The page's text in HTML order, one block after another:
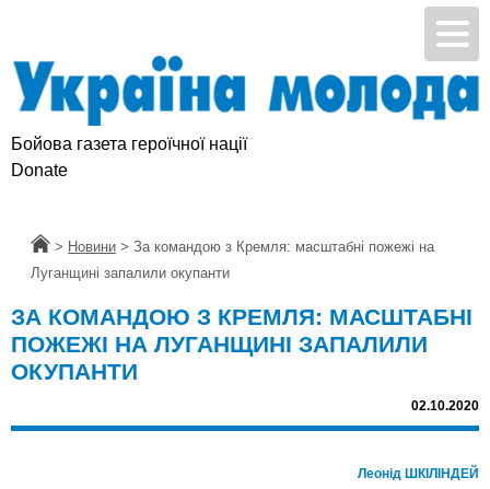
Бойова газета героїчної нації
Donate
Головна
> Новини > За командою з Кремля: масштабні пожежі на
Луганщині запалили окупанти
ЗА КОМАНДОЮ З КРЕМЛЯ: МАСШТАБНІ
ПОЖЕЖІ НА ЛУГАНЩИНІ ЗАПАЛИЛИ
ОКУПАНТИ
02.10.2020
Леонід ШКІЛІНДЕЙ